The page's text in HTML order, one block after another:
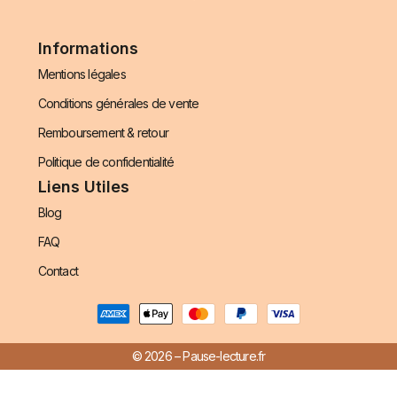
Informations
Mentions légales
Conditions générales de vente
Remboursement & retour
Politique de confidentialité
Liens Utiles
Blog
FAQ
Contact
© 2026 – Pause-lecture.fr